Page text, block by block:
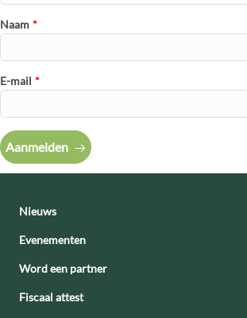
Naam *
E-mail *
Aanmelden
Nieuws
Evenementen
Word een partner
Fiscaal attest